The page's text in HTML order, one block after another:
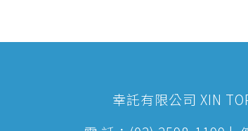
幸託有限公司 XIN